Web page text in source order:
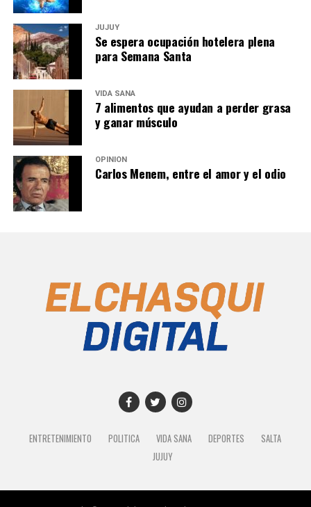
JUJUY
Se espera ocupación hotelera plena
para Semana Santa
VIDA SANA
7 alimentos que ayudan a perder grasa
y ganar músculo
OPINIÓN
Carlos Menem, entre el amor y el odio
ENTRETENIMIENTO POLITICA VIDA SANA DEPORTES
SALTA
JUJUY